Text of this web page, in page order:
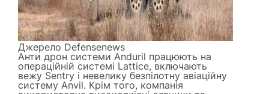
Джерело Defensenews
Анти дрон системи Anduril працюють на
операційній системі Lattice, включають
вежу Sentry і невелику безпілотну авіаційну
систему Anvil. Крім того, компанія